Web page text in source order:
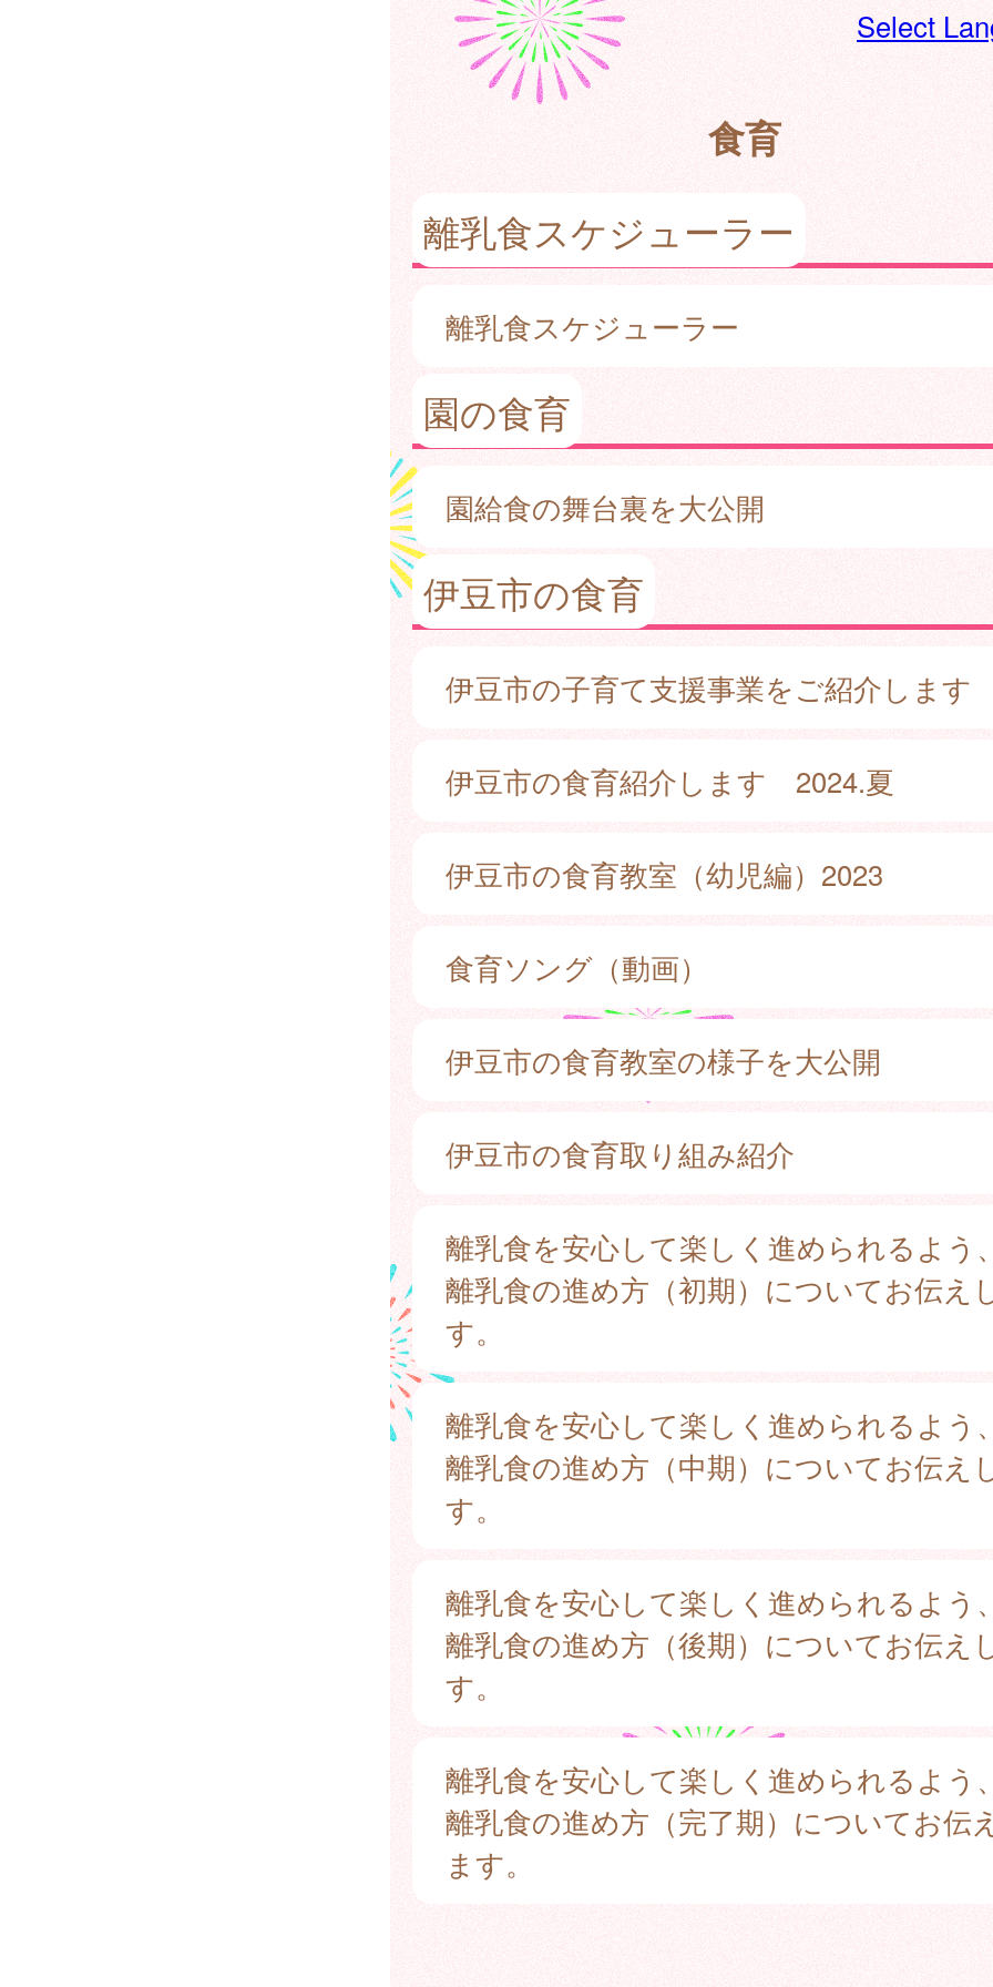
Select
食育
離乳食スケジューラー
離乳食スケジューラー
園の食育
園給食の舞台裏を大公開
伊豆市の食育
伊豆市の子育て支援事業をご紹介しま
伊豆市の食育紹介します 2024.夏
伊豆市の食育教室（幼児編）2023
食育ソング（動画）
伊豆市の食育教室の様子を大公開
伊豆市の食育取り組み紹介
離乳食を安心して楽しく進められるよう
離乳食の進め方（初期）についてお伝え
す。
離乳食を安心して楽しく進められるよう
離乳食の進め方（中期）についてお伝え
す。
離乳食を安心して楽しく進められるよう
離乳食の進め方（後期）についてお伝え
す。
離乳食を安心して楽しく進められるよう
離乳食の進め方（完了期）についてお伝
ます。